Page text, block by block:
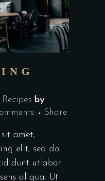
Recipes by
Share
amet,
elit, sed do
utlabor
aliqua. Ut